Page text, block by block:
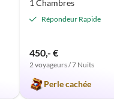
1 Chambres
Répondeur Rapide
450,- €
2 voyageurs / 7 Nuits
Perle cachée